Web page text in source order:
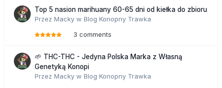
Top 5 nasion marihuany 60-65 dni od kiełka do zbioru
Przez Macky w Blog Konopny Trawka
3 comments
🌱 THC-THC - Jedyna Polska Marka z Własną
Genetyką Konopi
Przez Macky w Blog Konopny Trawka